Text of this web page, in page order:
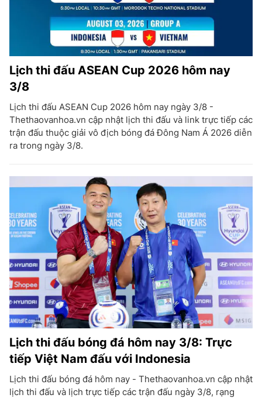
Lịch thi đấu ASEAN Cup 2026 hôm nay
3/8
Lịch thi đấu ASEAN Cup 2026 hôm nay ngày 3/8 -
Thethaovanhoa.vn cập nhật lịch thi đấu và link trực tiếp các
trận đấu thuộc giải vô địch bóng đá Đông Nam Á 2026 diễn
ra trong ngày 3/8.
Lịch thi đấu bóng đá hôm nay 3/8: Trực
tiếp Việt Nam đấu với Indonesia
Lịch thi đấu bóng đá hôm nay - Thethaovanhoa.vn cập nhật
lịch thi đấu và lịch trực tiếp các trận đấu ngày 3/8, rạng